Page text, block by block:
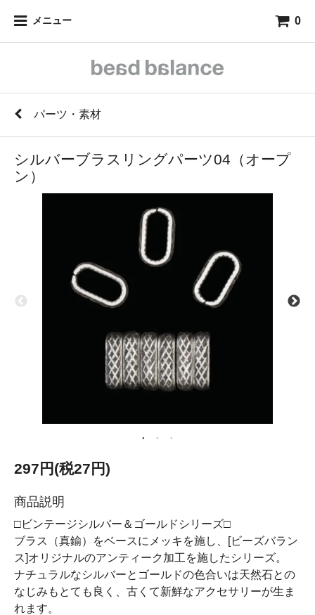
メニュー 0
パーツ・素材
シルバーブラスリングパーツ04（オープ
ン）
297円(税27円)
商品説明
□ビンテージシルバー＆ゴールドシリーズ□
ブラス（真鍮）をベースにメッキを施し、[ビーズバラン
ス]オリジナルのアンティーク加工を施したシリーズ。
ナチュラルなシルバーとゴールドの色合いは天然石との
なじみもとても良く、古くて新鮮なアクセサリーが生ま
れます。